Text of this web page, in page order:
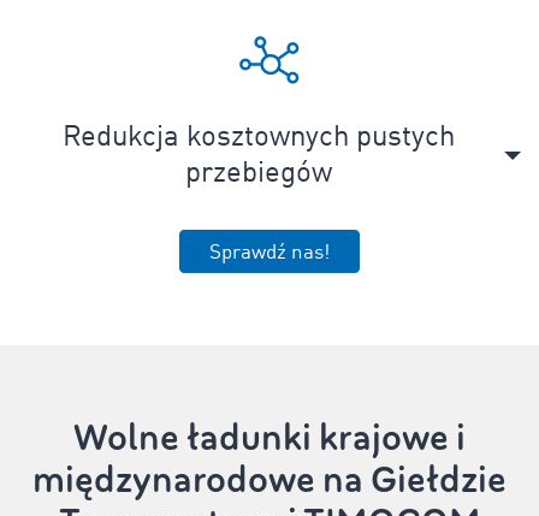
Redukcja kosztownych pustych
przebiegów
Sprawdź nas!
Wolne ładunki krajowe i
międzynarodowe na Giełdzie